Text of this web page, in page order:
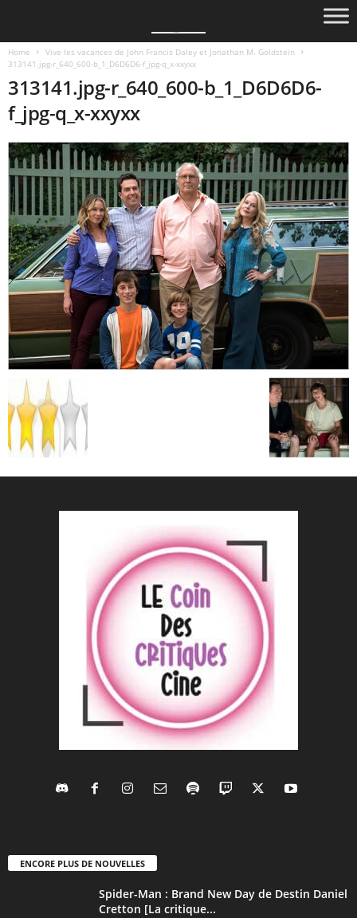
Home
Vive les vacances de John Francis Daley et Jonathan M. Goldstein
313141.jpg-r_640_600-b_1_D6D6D6-f_jpg-q_x-xxyxx
313141.jpg-r_640_600-b_1_D6D6D6-
f_jpg-q_x-xxyxx
ENCORE PLUS DE NOUVELLES
Spider-Man : Brand New Day de Destin Daniel
Cretton [La critique...